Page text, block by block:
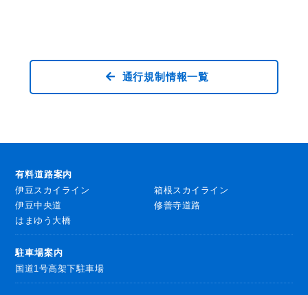
通行規制情報一覧
有料道路案内
伊豆スカイライン
箱根スカイライン
伊豆中央道
修善寺道路
はまゆう大橋
駐車場案内
国道1号高架下駐車場